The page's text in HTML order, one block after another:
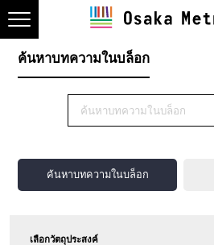
ค้นหาบทความในบล็อก
ค้นหาบทความในบล็อก
เลือกวัตถุประสงค์